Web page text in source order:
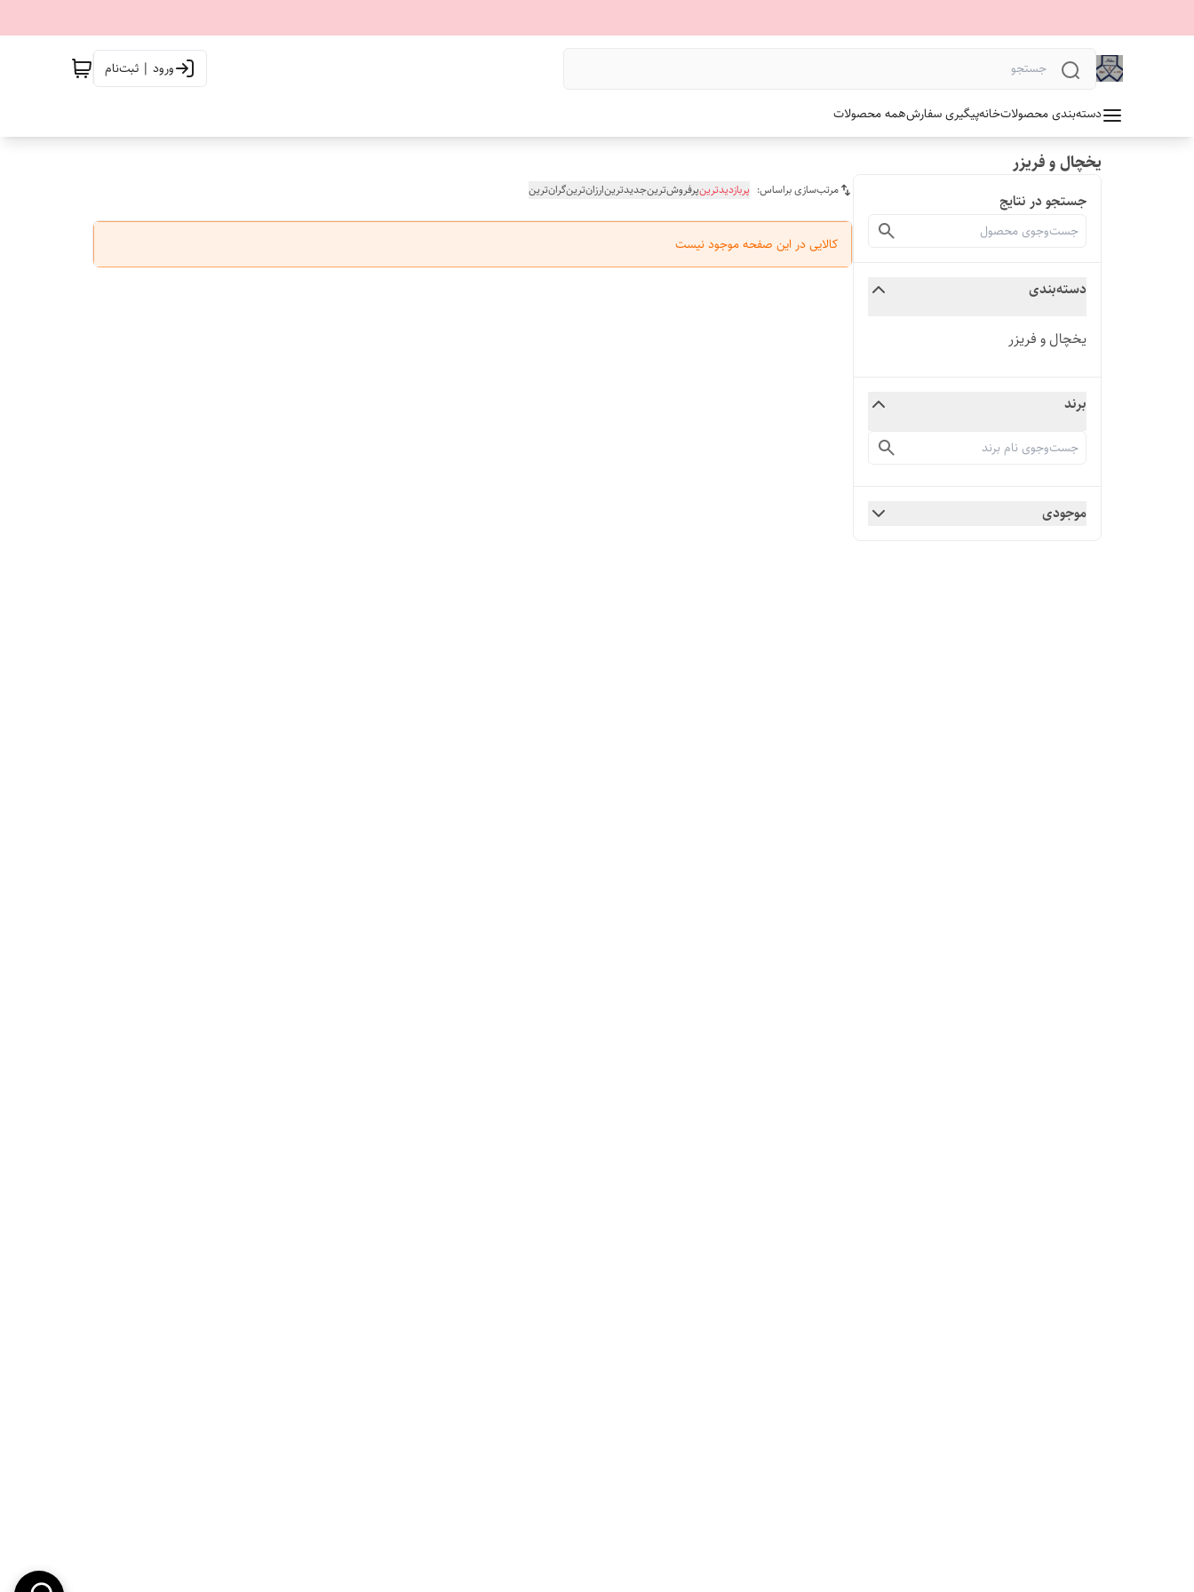
ورود | ثبت‌نام
دسته‌بندی محصولاتخانهپیگیری سفارشهمه محصولات
یخچال و فریزر
جستجو در نتایج
دسته‌بندی
یخچال و فریزر
برند
موجودی
مرتب‌سازی براساس: پربازدیدترینپرفروش‌ترینجدیدترینارزان‌ترینگران‌ترین
کالایی در این صفحه موجود نیست